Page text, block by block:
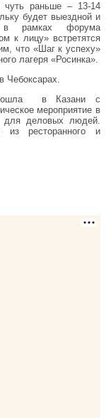
чуть раньше – 13-14
будет выездной и
рамках форума
к лицу» встретятся
что «Шаг к успеху»
лагеря «Росинка».
Чебоксарах.
в Казани с
мероприятие в
для деловых людей.
из ресторанного и